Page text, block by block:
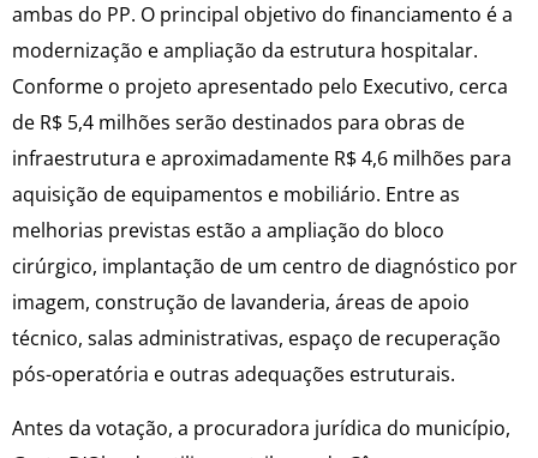
ambas do PP. O principal objetivo do financiamento é a
modernização e ampliação da estrutura hospitalar.
Conforme o projeto apresentado pelo Executivo, cerca
de R$ 5,4 milhões serão destinados para obras de
infraestrutura e aproximadamente R$ 4,6 milhões para
aquisição de equipamentos e mobiliário. Entre as
melhorias previstas estão a ampliação do bloco
cirúrgico, implantação de um centro de diagnóstico por
imagem, construção de lavanderia, áreas de apoio
técnico, salas administrativas, espaço de recuperação
pós-operatória e outras adequações estruturais.
Antes da votação, a procuradora jurídica do município,